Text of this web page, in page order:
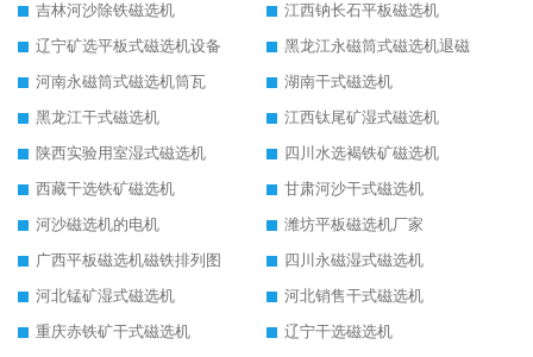
吉林河沙除铁磁选机
江西钠长石平板磁选机
辽宁矿选平板式磁选机设备
黑龙江永磁筒式磁选机退磁
河南永磁筒式磁选机筒瓦
湖南干式磁选机
黑龙江干式磁选机
江西钛尾矿湿式磁选机
陕西实验用室湿式磁选机
四川水选褐铁矿磁选机
西藏干选铁矿磁选机
甘肃河沙干式磁选机
河沙磁选机的电机
潍坊平板磁选机厂家
广西平板磁选机磁铁排列图
四川永磁湿式磁选机
河北锰矿湿式磁选机
河北销售干式磁选机
重庆赤铁矿干式磁选机
辽宁干选磁选机